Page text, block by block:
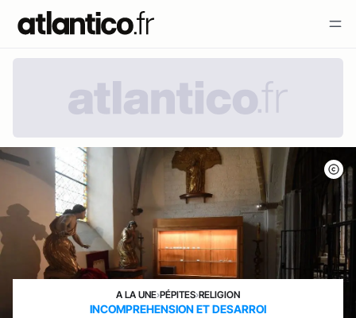
A LA UNE›PÉPITES›RELIGION
INCOMPREHENSION ET DESARROI